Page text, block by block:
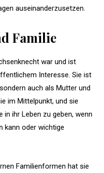
auseinanderzusetzen.
Familie
war und ist
Interesse. Sie ist
auch als Mutter und
im Mittelpunkt, und sie
in ihr Leben zu geben, wenn
kann oder wichtige
Familienformen hat sie